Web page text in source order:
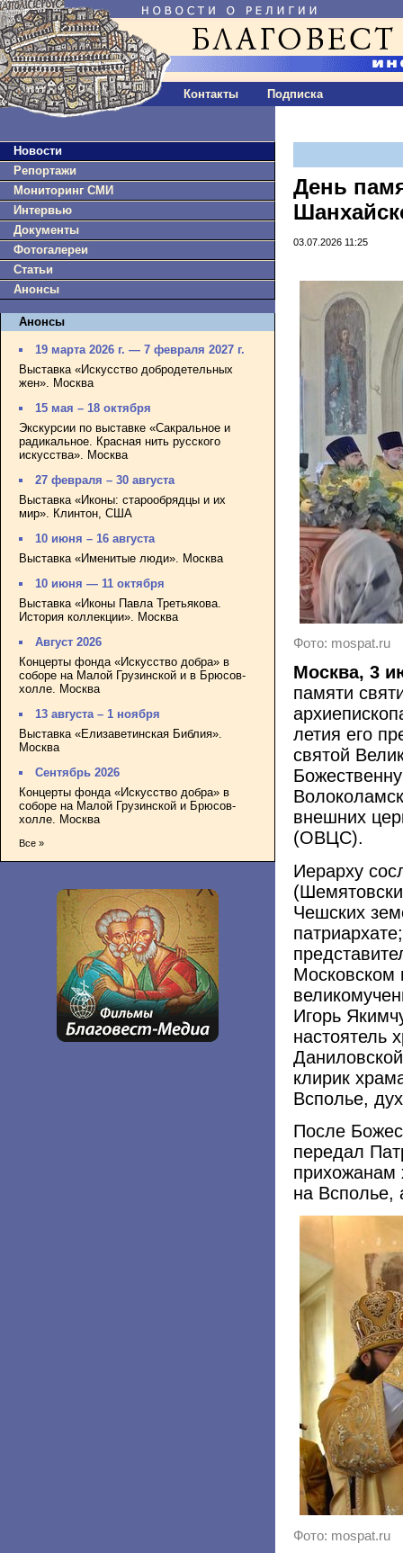
Контакты Подписка
Новости
Репортажи
Мониторинг СМИ
Интервью
Документы
Фотогалереи
Статьи
Анонсы
Анонсы
19 марта 2026 г. — 7 февраля 2027 г.
Выставка «Искусство добродетельных
жен». Москва
15 мая – 18 октября
Экскурсии по выставке «Сакральное и
радикальное. Красная нить русского
искусства». Москва
27 февраля – 30 августа
Выставка «Иконы: старообрядцы и их
мир». Клинтон, США
10 июня – 16 августа
Выставка «Именитые люди». Москва
10 июня — 11 октября
Выставка «Иконы Павла Третьякова.
История коллекции». Москва
Август 2026
Концерты фонда «Искусство добра» в
соборе на Малой Грузинской и в Брюсов-
холле. Москва
13 августа – 1 ноября
Выставка «Елизаветинская Библия».
Москва
Сентябрь 2026
Концерты фонда «Искусство добра» в
соборе на Малой Грузинской и Брюсов-
холле. Москва
Все »
День
03.07.2026 11:25
Фото: mospat.ru
Москва, 3
памяти
летия его
святой
внешних
(ОВЦС).
Иерарху
Чешских
Московском
Игорь
настоятель
клирик
Всполье,
После
передал
прихожанам
на Всполье,
Фото: mospat.ru